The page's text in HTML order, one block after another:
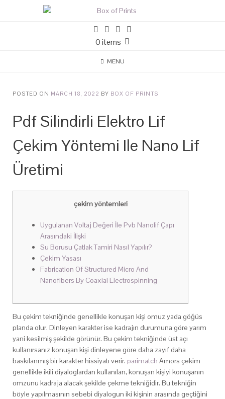
0 items
MENU
POSTED ON MARCH 18, 2022 BY BOX OF PRINTS
Pdf Silindirli Elektro Lif
Çekim Yöntemi Ile Nano Lif
Üretimi
çekim yöntemleri
Uygulanan Voltaj Değeri İle Pvb Nanolif Çapı
Arasındaki İlişki
Su Borusu Çatlak Tamiri Nasıl Yapılır?
Çekim Yasası
Fabrication Of Structured Micro And
Nanofibers By Coaxial Electrospinning
Bu çekim tekniğinde genellikle konuşan kişi omuz yada göğüs
planda olur. Dinleyen karakter ise kadrajın durumuna göre yarım
yani kesilmiş şekilde görünür. Bu çekim tekniğinde üst açı
kullanırsanız konuşan kişi dinleyene göre daha zayıf daha
baskılanmış bir karakter hissiyatı verir. parimatch Amors çekim
genellikle ikili diyaloglardan kullanılan, konuşan kişiyi konuşanın
omzunu kadraja alacak şekilde çekme tekniğidir. Bu tekniğin
böyle yapılmasının sebebi diyalogun iki kişinin arasında geçtiğini